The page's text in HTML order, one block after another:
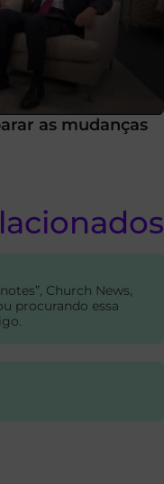
as mudanças
Church News,
procurando essa